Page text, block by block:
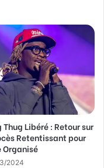
Thug Libéré : Retour sur
Retentissant pour
Organisé
2024